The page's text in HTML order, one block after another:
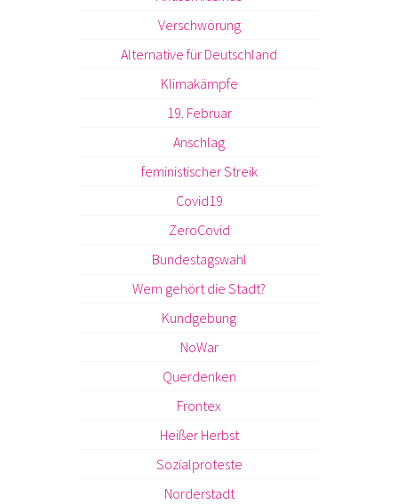
Verschwörung
Alternative für Deutschland
Klimakämpfe
19. Februar
Anschlag
feministischer Streik
Covid19
ZeroCovid
Bundestagswahl
Wem gehört die Stadt?
Kundgebung
NoWar
Querdenken
Frontex
Heißer Herbst
Sozialproteste
Norderstadt